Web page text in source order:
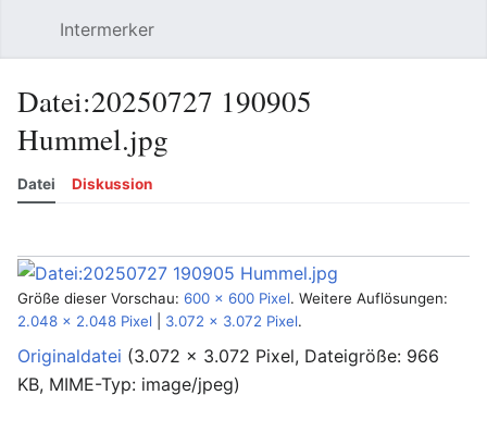
Intermerker
Datei:20250727 190905
Hummel.jpg
Datei Diskussion
Größe dieser Vorschau: 600 × 600 Pixel. Weitere Auflösungen:
2.048 × 2.048 Pixel
3.072 × 3.072 Pixel.
Originaldatei (3.072 × 3.072 Pixel, Dateigröße: 966
KB, MIME-Typ: image/jpeg)